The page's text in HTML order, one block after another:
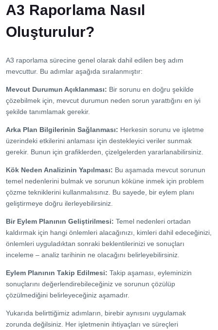
A3 Raporlama Nasıl
Oluşturulur?
A3 raporlama sürecine genel olarak dahil edilen beş adım
mevcuttur. Bu adımlar aşağıda sıralanmıştır:
Mevcut Durumun Açıklanması: Bir sorunu en doğru şekilde
çözebilmek için, mevcut durumun neden sorun yarattığını en iyi
şekilde tanımlamak gerekir.
Arka Plan Bilgilerinin Sağlanması: Herkesin sorunu ve işletme
üzerindeki etkilerini anlaması için destekleyici veriler sunmak
gerekir. Bunun için grafiklerden, çizelgelerden yararlanabilirsiniz.
Kök Neden Analizinin Yapılması: Bu aşamada mevcut sorunun
temel nedenlerini bulmak ve sorunun köküne inmek için problem
çözme tekniklerini kullanmalısınız. Bu sayede, bir eylem planı
geliştirmeye doğru ilerleyebilirsiniz.
Bir Eylem Planının Geliştirilmesi: Temel nedenleri ortadan
kaldırmak için hangi önlemleri alacağınızı, kimleri dahil edeceğinizi,
önlemleri uyguladıktan sonraki beklentilerinizi ve sonuçları
inceleme – analiz tarihinin ne olacağını belirleyebilirsiniz.
Eylem Planının Takip Edilmesi: Takip aşaması, eyleminizin
sonuçlarını değerlendirebileceğiniz ve sorunun çözülüp
çözülmediğini belirleyeceğiniz aşamadır.
Yukarıda belirttiğimiz adımların, birebir aynısını uygulamak
zorunda değilsiniz. Her işletmenin ihtiyaçları ve süreçleri